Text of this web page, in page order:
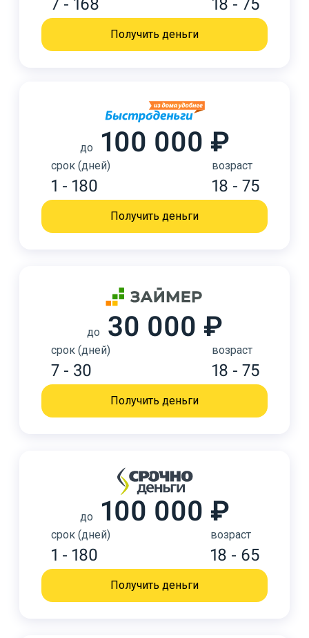
7 - 168 18 - 75
Получить деньги
до 100 000 ₽
срок (дней)
1 - 180
возраст
18 - 75
Получить деньги
до 30 000 ₽
срок (дней)
7 - 30
возраст
18 - 75
Получить деньги
до 100 000 ₽
срок (дней)
1 - 180
возраст
18 - 65
Получить деньги